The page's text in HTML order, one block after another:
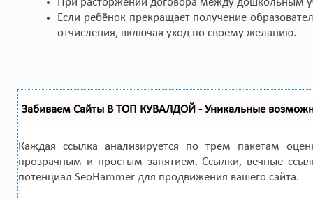
Если ребёнок прекращает получение
отчисления, включая уход по своему желанию.
Забиваем Сайты В ТОП КУВАЛДОЙ - Уникальные
Каждая ссылка анализируется по трем пакетам
прозрачным и простым занятием. Ссылки, вечные
потенциал SeoHammer для продвижения вашего сайта.